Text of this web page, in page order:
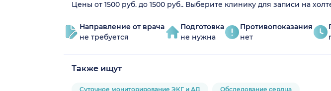
Цены от 1500 руб. до 1500 руб.. Выберите клинику для записи на
Направление от врача
не требуется
Подготовка
не нужна
Противопоказания
нет
Также ищут
Суточное мониторирование ЭКГ и АД Обследование сердца